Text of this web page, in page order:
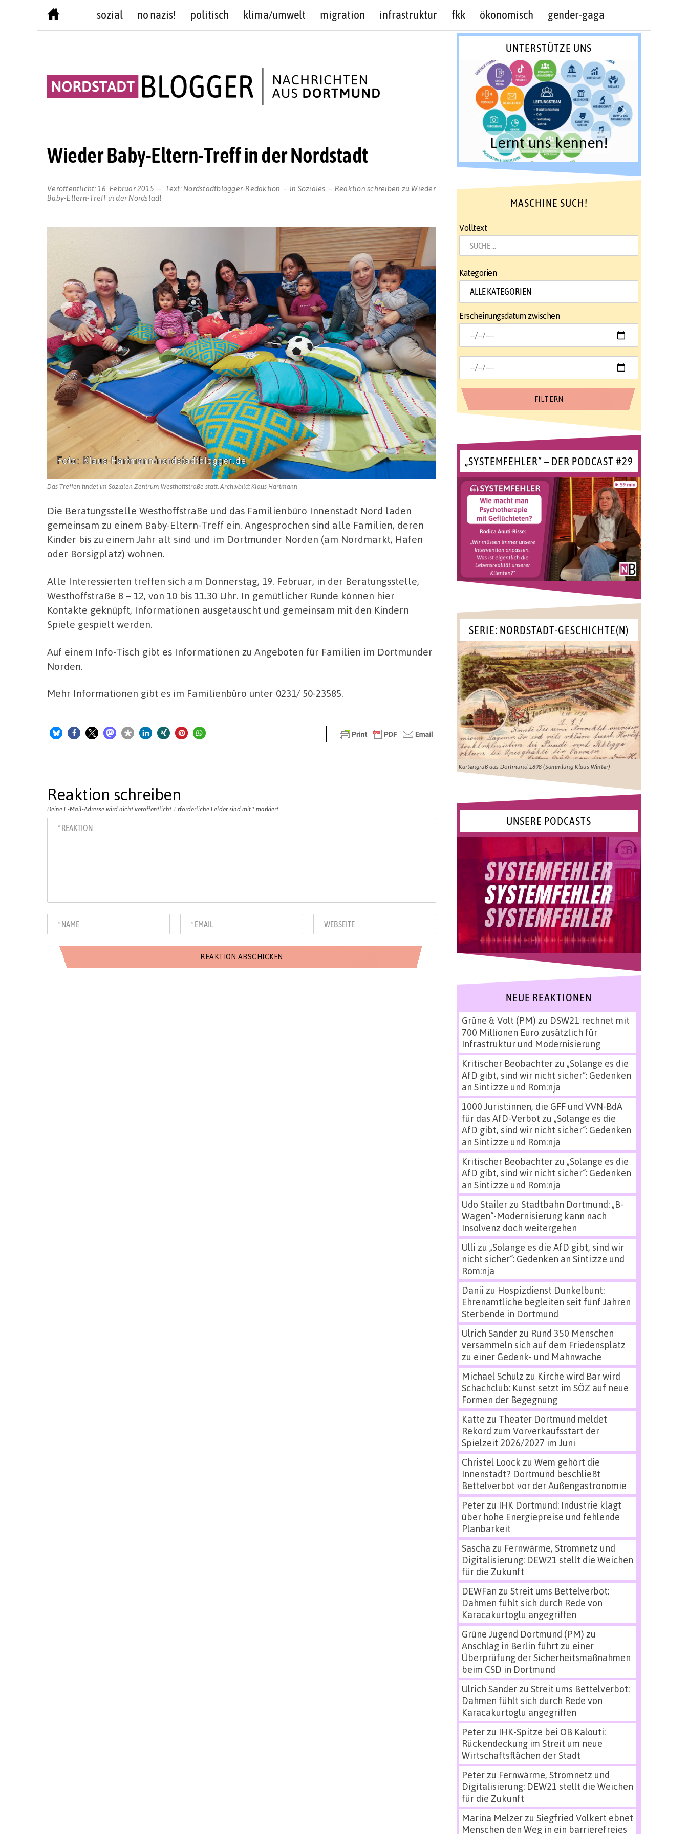
sozial no nazis! politisch klima/umwelt migration infrastruktur fkk ökonomisch gender-gaga
Wieder Baby-Eltern-Treff in der Nordstadt
Veröffentlicht: 16. Februar 2015 Text: Nordstadtblogger-Redaktion In Soziales Reaktion schreiben zu Wieder
Baby-Eltern-Treff in der Nordstadt
Das Treffen findet im Sozialen Zentrum Westhoffstraße statt. Archivbild: Klaus Hartmann
Die Beratungsstelle Westhoffstraße und das Familienbüro Innenstadt Nord laden
gemeinsam zu einem Baby-Eltern-Treff ein. Angesprochen sind alle Familien, deren
Kinder bis zu einem Jahr alt sind und im Dortmunder Norden (am Nordmarkt, Hafen
oder Borsigplatz) wohnen.
Alle Interessierten treffen sich am Donnerstag, 19. Februar, in der Beratungsstelle,
Westhoffstraße 8 – 12, von 10 bis 11.30 Uhr. In gemütlicher Runde können hier
Kontakte geknüpft, Informationen ausgetauscht und gemeinsam mit den Kindern
Spiele gespielt werden.
Auf einem Info-Tisch gibt es Informationen zu Angeboten für Familien im Dortmunder
Norden.
Mehr Informationen gibt es im Familienbüro unter 0231/ 50-23585.
Reaktion schreiben
Deine E-Mail-Adresse wird nicht veröffentlicht. Erforderliche Felder sind mit * markiert
UNTERSTÜTZE UNS
Lernt uns kennen!
MASCHINE SUCH!
Volltext
Kategorien
Erscheinungsdatum zwischen
„SYSTEMFEHLER“ – DER PODCAST #29
SERIE: NORDSTADT-GESCHICHTE(N)
Kartengruß aus Dortmund 1898 (Sammlung Klaus Winter)
UNSERE PODCASTS
NEUE REAKTIONEN
Grüne & Volt (PM) zu DSW21 rechnet mit
700 Millionen Euro zusätzlich für
Infrastruktur und Modernisierung
Kritischer Beobachterzu „Solange es die
AfD gibt, sind wir nicht sicher“: Gedenken
an Sinti:zze und Rom:nja
1000 Jurist:innen, die GFF und VVN-BdA
für das AfD-Verbot zu „Solange es die
AfD gibt, sind wir nicht sicher“: Gedenken
an Sinti:zze und Rom:nja
Kritischer Beobachterzu „Solange es die
AfD gibt, sind wir nicht sicher“: Gedenken
an Sinti:zze und Rom:nja
Udo Stailerzu Stadtbahn Dortmund: „B-
Wagen“-Modernisierung kann nach
Insolvenz doch weitergehen
Ulli zu „Solange es die AfD gibt, sind wir
nicht sicher“: Gedenken an Sinti:zze und
Rom:nja
Danii zu Hospizdienst Dunkelbunt:
Ehrenamtliche begleiten seit fünf Jahren
Sterbende in Dortmund
Ulrich Sanderzu Rund 350 Menschen
versammeln sich auf dem Friedensplatz
zu einer Gedenk- und Mahnwache
Michael Schulz zu Kirche wird Bar wird
Schachclub: Kunst setzt im SÖZ auf neue
Formen der Begegnung
Katte zu Theater Dortmund meldet
Rekord zum Vorverkaufsstart der
Spielzeit 2026/2027 im Juni
Christel Loock zu Wem gehört die
Innenstadt? Dortmund beschließt
Bettelverbot vor der Außengastronomie
Peterzu IHK Dortmund: Industrie klagt
über hohe Energiepreise und fehlende
Planbarkeit
Sascha zu Fernwärme, Stromnetz und
Digitalisierung: DEW21 stellt die Weichen
für die Zukunft
DEWFan zu Streit ums Bettelverbot:
Dahmen fühlt sich durch Rede von
Karacakurtoglu angegriffen
Grüne Jugend Dortmund (PM) zu
Anschlag in Berlin führt zu einer
Überprüfung der Sicherheitsmaßnahmen
beim CSD in Dortmund
Ulrich Sanderzu Streit ums Bettelverbot:
Dahmen fühlt sich durch Rede von
Karacakurtoglu angegriffen
Peterzu IHK-Spitze bei OB Kalouti:
Rückendeckung im Streit um neue
Wirtschaftsflächen der Stadt
Peterzu Fernwärme, Stromnetz und
Digitalisierung: DEW21 stellt die Weichen
für die Zukunft
Marina Melzerzu Siegfried Volkert ebnet
Menschen den Weg in ein barrierefreies